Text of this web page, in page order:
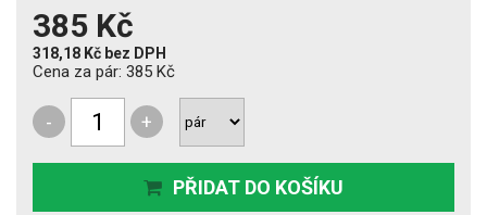
385 Kč
318,18 Kč bez DPH
Cena za pár: 385 Kč
- +
PŘIDAT DO KOŠÍKU